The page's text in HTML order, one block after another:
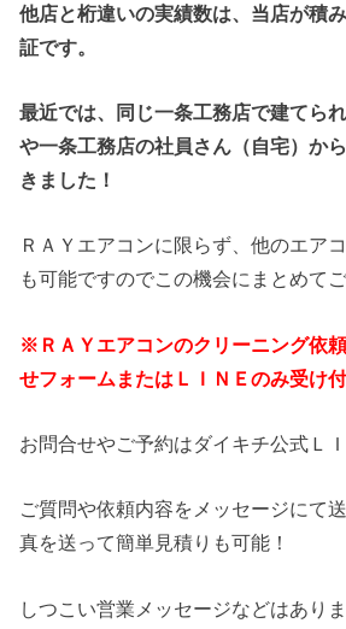
他店と桁違いの実績数は、当店が積
証です。
最近では、同じ一条工務店で建てら
や一条工務店の社員さん（自宅）か
きました！
ＲＡＹエアコンに限らず、他のエア
も可能ですのでこの機会にまとめて
※ＲＡＹエアコンのクリーニング依
せフォームまたはＬＩＮＥのみ受け
お問合せやご予約はダイキチ公式Ｌ
ご質問や依頼内容をメッセージにて
真を送って簡単見積りも可能！
しつこい営業メッセージなどはあり